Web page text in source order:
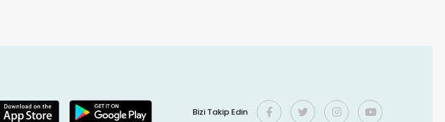
Bizi Takip Edin